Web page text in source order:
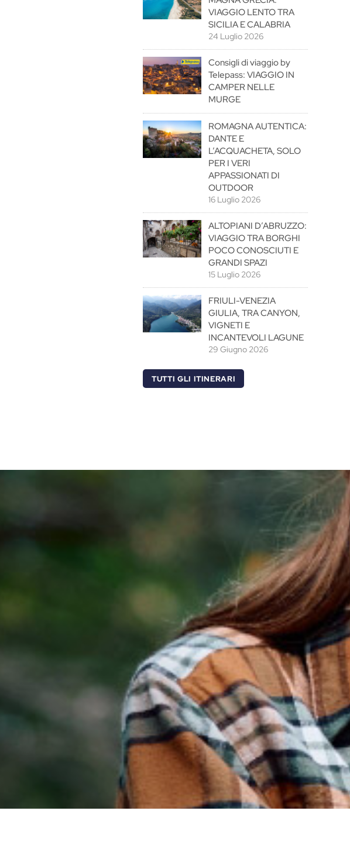
VIAGGIO LENTO TRA
SICILIA E CALABRIA
24 Luglio 2026
Consigli di viaggio by
Telepass: VIAGGIO IN
CAMPER NELLE
MURGE
ROMAGNA AUTENTICA:
DANTE E
L’ACQUACHETA, SOLO
PER I VERI
APPASSIONATI DI
OUTDOOR
16 Luglio 2026
ALTOPIANI D’ABRUZZO:
VIAGGIO TRA BORGHI
POCO CONOSCIUTI E
GRANDI SPAZI
15 Luglio 2026
FRIULI-VENEZIA
GIULIA, TRA CANYON,
VIGNETI E
INCANTEVOLI LAGUNE
29 Giugno 2026
TUTTI GLI ITINERARI